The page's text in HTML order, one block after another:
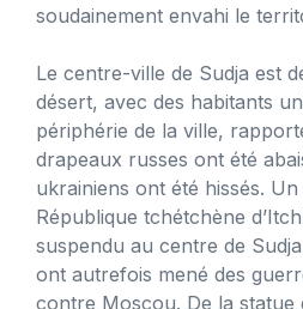
soudainement envahi le
Le centre-ville de Sudja est
désert, avec des habitants
périphérie de la ville,
drapeaux russes ont été
ukrainiens ont été hissés.
République tchétchène
suspendu au centre de
ont autrefois mené des
contre Moscou. De la statue